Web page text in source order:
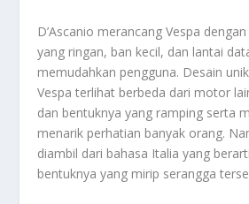
D’Ascanio merancang Vespa
yang ringan, ban kecil, dan lantai
memudahkan pengguna. Desain
Vespa terlihat berbeda dari motor
dan bentuknya yang ramping serta
menarik perhatian banyak orang.
diambil dari bahasa Italia yang
bentuknya yang mirip serangga